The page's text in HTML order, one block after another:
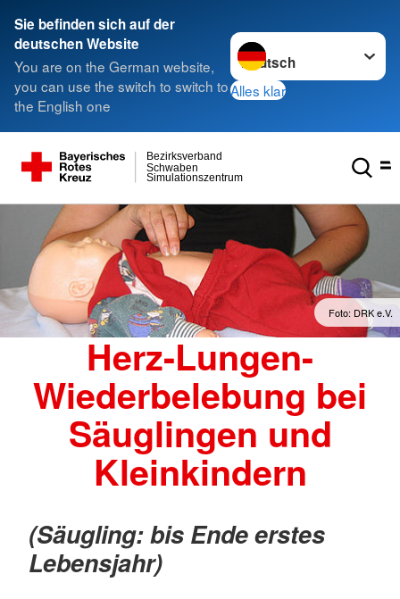
Sie befinden sich auf der
deutschen Website
You are on the German website,
you can use the switch to switch to
the English one
Sprache wechseln zu
Alles klar
Simulationszentrum
Schwaben
Bezirksverband
Foto: DRK e.V.
Herz-Lungen-
Wiederbelebung bei
Säuglingen und
Kleinkindern
(Säugling: bis Ende erstes
Lebensjahr)